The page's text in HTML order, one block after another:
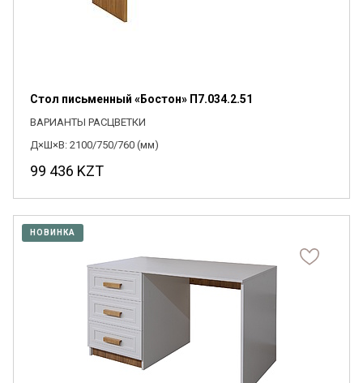
Стол письменный «Бостон» П7.034.2.51
ВАРИАНТЫ РАСЦВЕТКИ
Д×Ш×В: 2100/750/760 (мм)
99 436 KZT
НОВИНКА